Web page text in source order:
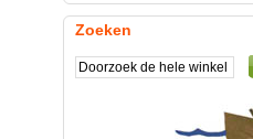
Zoeken